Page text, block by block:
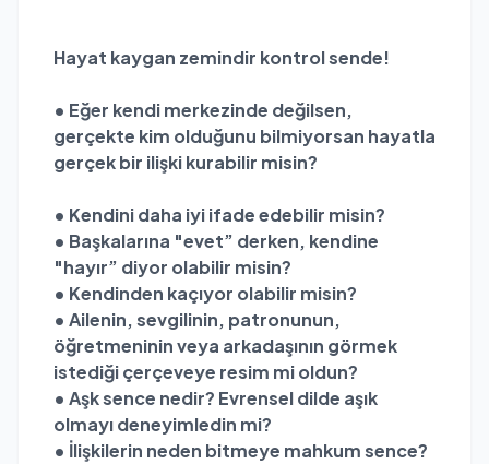
Hayat kaygan zemindir kontrol sende!
• Eğer kendi merkezinde değilsen,
gerçekte kim olduğunu bilmiyorsan hayatla
gerçek bir ilişki kurabilir misin?
• Kendini daha iyi ifade edebilir misin?
• Başkalarına "evet” derken, kendine
"hayır” diyor olabilir misin?
• Kendinden kaçıyor olabilir misin?
• Ailenin, sevgilinin, patronunun,
öğretmeninin veya arkadaşının görmek
istediği çerçeveye resim mi oldun?
• Aşk sence nedir? Evrensel dilde aşık
olmayı deneyimledin mi?
• İlişkilerin neden bitmeye mahkum sence?